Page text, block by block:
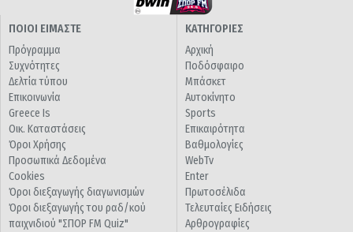
ΠΟΙΟΙ ΕΙΜΑΣΤΕ
Πρόγραμμα
Συχνότητες
Δελτία τύπου
Επικοινωνία
Greece Is
Οικ. Καταστάσεις
Όροι Χρήσης
Προσωπικά Δεδομένα
Cookies
Όροι διεξαγωγής διαγωνισμών
Όροι διεξαγωγής του ραδ/κού
παιχνιδιού "ΣΠΟΡ FM Quiz"
ΚΑΤΗΓΟΡΙΕΣ
Αρχική
Ποδόσφαιρο
Μπάσκετ
Αυτοκίνητο
Sports
Επικαιρότητα
Βαθμολογίες
WebTv
Enter
Πρωτοσέλιδα
Τελευταίες Ειδήσεις
Αρθρογραφίες